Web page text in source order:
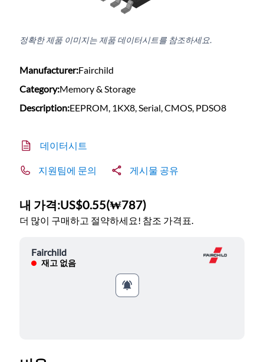
정확한 제품 이미지는 제품 데이터시트를 참조하세요.
Manufacturer:Fairchild
Category:Memory & Storage
Description:EEPROM, 1KX8, Serial, CMOS, PDSO8
데이터시트
지원팀에 문의 게시물 공유
내 가격:US$0.55(₩787)
더 많이 구매하고 절약하세요! 참조 가격표.
Fairchild
재고 없음